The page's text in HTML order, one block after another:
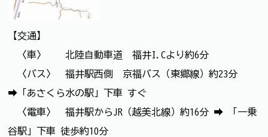
【交通】
〈車〉 北陸自動車道 福井I.Cより約6分
〈バス〉 福井駅西側 京福バス（東郷線）約23分
➡「あさくら水の駅」下車 すぐ
〈電車〉 福井駅からJR（越美北線）約16分 ➡ 「一乗
谷駅」下車 徒歩約10分